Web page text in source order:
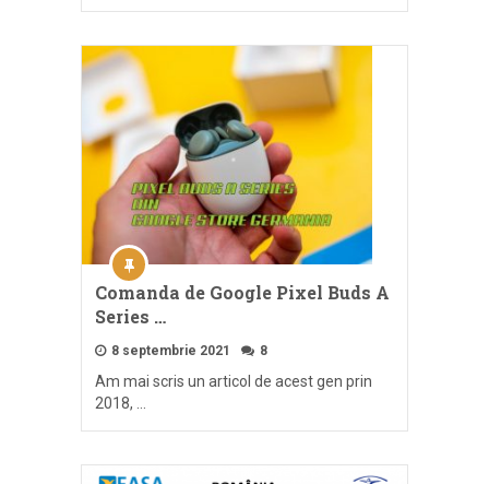
Comanda de Google Pixel Buds A
Series …
8 septembrie 2021 8
Am mai scris un articol de acest gen prin
2018, …